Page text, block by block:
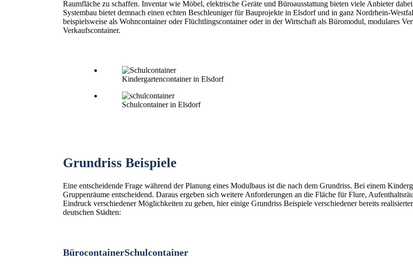
Raumfläche zu schaffen. Inventar wie Möbel, elektrische Geräte und Büroausstattung bieten viele Anbieter
Systembau bietet demnach einen echten Beschleuniger für Bauprojekte in Elsdorf und in ganz Nordrhein-
beispielsweise als Wohncontainer oder Flüchtlingscontainer oder in der Wirtschaft als Büromodul, modulares
Verkaufscontainer.
Kindergartencontainer in Elsdorf
Schulcontainer in Elsdorf
Grundriss Beispiele
Eine entscheidende Frage während der Planung eines Modulbaus ist die nach dem Grundriss. Bei einem
Gruppenräume entscheidend. Daraus ergeben sich weitere Anforderungen an die Fläche für Flure,
Eindruck verschiedener Möglichkeiten zu geben, hier einige Grundriss Beispiele verschiedener bereits
deutschen Städten:
BürocontainerSchulcontainer